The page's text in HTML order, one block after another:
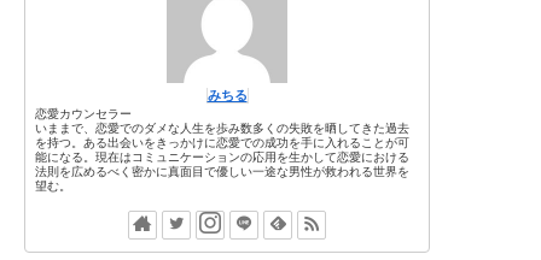
みちる
恋愛カウンセラー
いままで、恋愛でのダメな人生を歩み数多くの失敗を晒してきた過去
を持つ。ある出会いをきっかけに恋愛での成功を手に入れることが可
能になる。現在はコミュニケーションの応用を生かして恋愛における
法則を広めるべく密かに真面目で優しい一途な男性が救われる世界を
望む。